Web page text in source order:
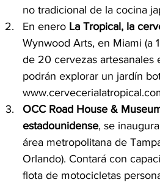
no tradicional de la cocina
En enero La Tropical, la
Wynwood Arts, en Miami (a
de 20 cervezas artesanales
podrán explorar un jardín
OCC Road House &
estadounidense, se
área metropolitana de
Orlando). Contará con
flota de motocicletas